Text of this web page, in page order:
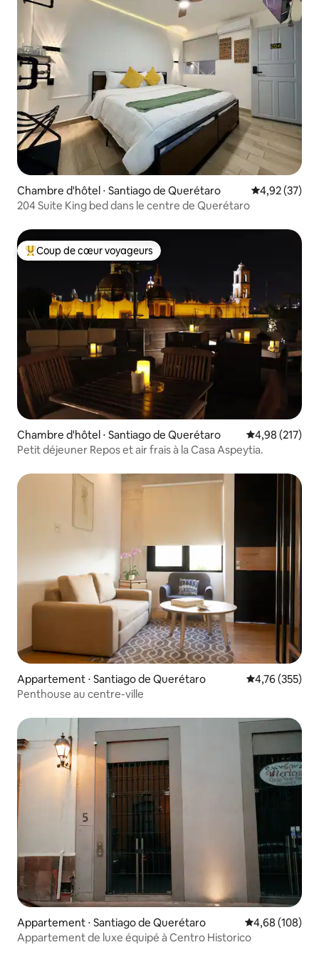
Chambre d'hôtel ⋅ Santiago de Querétaro Évaluation
4,92 (37)
204 Suite King bed dans le centre de Querétaro
Coups de cœur voyageurs les plus appréciés
Coup de cœur voyageurs
Chambre d'hôtel ⋅ Santiago de Querétaro Évaluation
4,98 (217)
Petit déjeuner Repos et air frais à la Casa Aspeytia.
Appartement ⋅ Santiago de Querétaro Évaluation
4,76 (355)
Penthouse au centre-ville
Appartement ⋅ Santiago de Querétaro Évaluation
4,68 (108)
Appartement de luxe équipé à Centro Historico